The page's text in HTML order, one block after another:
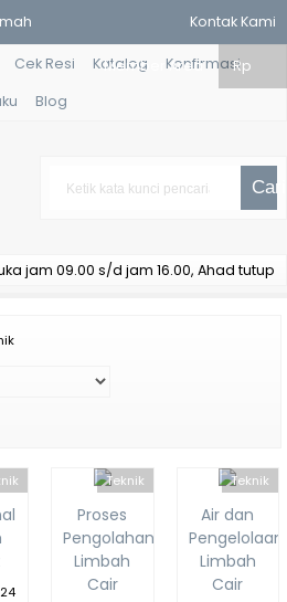
Kontak Kami
Member Area Rp
Cek Resi Katalog
Konfirmasi
Blog
Cari
jam 09.00 s/d jam 16.00, Ahad tutup
Teknik
Proses
Pengolahan
Limbah
Cair
Teknik
Air dan
Pengelolaan
Limbah
Cair